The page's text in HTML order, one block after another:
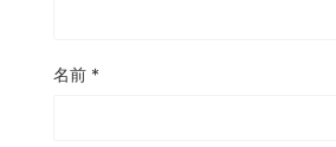
名前 *